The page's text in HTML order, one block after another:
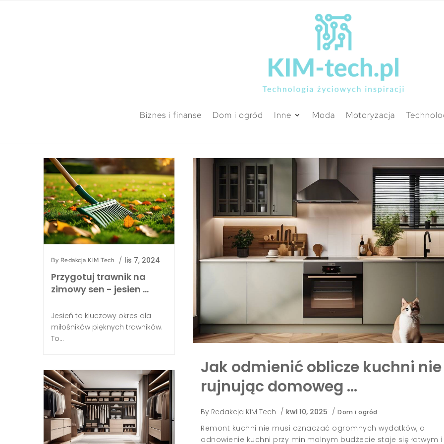
Biznes i finanse Dom i ogród Inne Moda Motoryzacja
By Redakcja KIM Tech / lis 7, 2024
Przygotuj trawnik na
zimowy sen - jesien …
Jesień to kluczowy okres dla
miłośników pięknych trawników.
To...
oblicze kuchni nie
domoweg …
KIM Tech / kwi 10, 2025 / Dom i ogród
kuchni nie musi oznaczać ogromnych wydatków, a
kuchni przy minimalnym budżecie staje się łatwym i
Nowe życie starych
odnowić kuchnię …
Czy marzysz o świeżej przestrzeni w kuchni, ale
generalny remont wydają się zbyt kosztowne i
pomysłowym rozwiązaniom możesz odnowić